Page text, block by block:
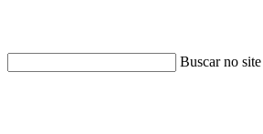
Buscar no site